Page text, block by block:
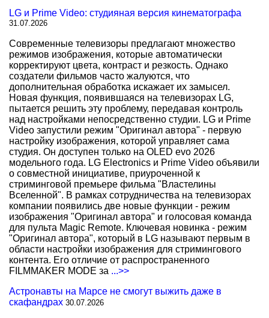
LG и Prime Video: студияная версия кинематографа
31.07.2026
Современные телевизоры предлагают множество
режимов изображения, которые автоматически
корректируют цвета, контраст и резкость. Однако
создатели фильмов часто жалуются, что
дополнительная обработка искажает их замысел.
Новая функция, появившаяся на телевизорах LG,
пытается решить эту проблему, передавая контроль
над настройками непосредственно студии. LG и Prime
Video запустили режим "Оригинал автора" - первую
настройку изображения, которой управляет сама
студия. Он доступен только на OLED evo 2026
модельного года. LG Electronics и Prime Video объявили
о совместной инициативе, приуроченной к
стриминговой премьере фильма "Властелины
Вселенной". В рамках сотрудничества на телевизорах
компании появились две новые функции - режим
изображения "Оригинал автора" и голосовая команда
для пульта Magic Remote. Ключевая новинка - режим
"Оригинал автора", который в LG называют первым в
области настройки изображения для стримингового
контента. Его отличие от распространенного
FILMMAKER MODE за ...>>
Астронавты на Марсе не смогут выжить даже в
скафандрах 30.07.2026